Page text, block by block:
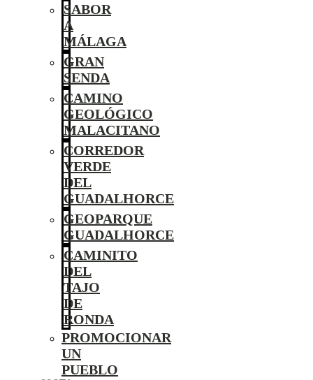
SABOR
A
MÁLAGA
GRAN
SENDA
CAMINO
GEOLÓGICO
MALACITANO
CORREDOR
VERDE
DEL
GUADALHORCE
GEOPARQUE
GUADALHORCE
CAMINITO
DEL
TAJO
DE
RONDA
PROMOCIONAR
UN
PUEBLO